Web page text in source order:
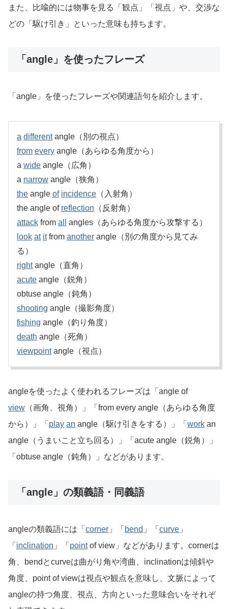
また、比喩的には物事を見る「観点」「視点」や、交渉な
どの「駆け引き」といった意味も持ちます。
「angle」を使ったフレーズ
「angle」を使ったフレーズや関連語句を紹介します。
a differentangle（別の視点）
from every angle（あらゆる角度から）
a wide angle（広角）
a narrow angle（狭角）
the angle of incidence （入射角）
the angle of reflection （反射角）
attack from all
angles（あらゆる角度から攻撃する）
look at itfrom another angle（別の角度から見てみ
る）
rightangle（直角）
acute angle（鋭角）
obtuse angle（鈍角）
shooting angle（撮影角度）
fishing angle（釣り角度）
death angle（死角）
viewpointangle（視点）
angleを使ったよく使われるフレーズは「angle of
view （画角、視角）」「from every angle（あらゆる角度
から）」「 play an angle（駆け引きをする）」「 work an
angle（うまいこと立ち回る）」「acute angle（鋭角）」
「obtuse angle（鈍角）」などがあります。
「angle」の類義語・同義語
angleの類義語には「 corner 」「 bend 」「 curve 」
「 inclination 」「 pointof view」などがあります。cornerは
角、bendとcurveは曲がり角や湾曲、inclinationは傾斜や
角度、point of viewは視点や観点を意味し、文脈によって
angleの持つ角度、視点、方向といった意味合いをそれぞ